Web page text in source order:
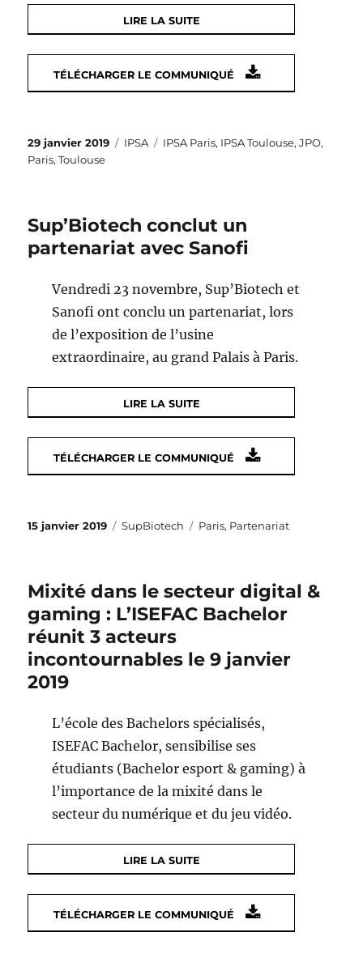
LIRE LA SUITE
TÉLÉCHARGER LE COMMUNIQUÉ
Publié
le
29 janvier 2019 Catégories
IPSA Étiquettes
IPSA Paris, IPSA Toulouse,JPO,
Paris,Toulouse
Sup’Biotech conclut un
partenariat avec Sanofi
Vendredi 23 novembre, Sup’Biotech et
Sanofi ont conclu un partenariat, lors
de l’exposition de l’usine
extraordinaire, au grand Palais à Paris.
LIRE LA SUITE
TÉLÉCHARGER LE COMMUNIQUÉ
Publié
15 janvier 2019 Catégories
SupBiotech Étiquettes
Paris, Partenariat
Mixité dans le secteur digital &
gaming : L’ISEFAC Bachelor
réunit 3 acteurs
incontournables le 9 janvier
2019
L’école des Bachelors spécialisés,
ISEFAC Bachelor, sensibilise ses
étudiants (Bachelor esport & gaming) à
l’importance de la mixité dans le
secteur du numérique et du jeu vidéo.
LIRE LA SUITE
TÉLÉCHARGER LE COMMUNIQUÉ